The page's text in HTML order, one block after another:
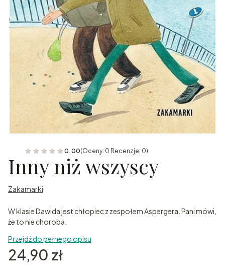
0.00(Oceny: 0 Recenzje: 0)
Inny niż wszyscy
Zakamarki
W klasie Dawida jest chłopiec z zespołem Aspergera. Pani mówi,
że to nie choroba.
Przejdź do pełnego opisu
Cena
24,90 zł